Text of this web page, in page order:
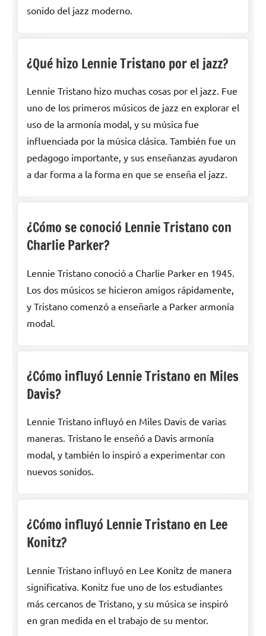
sonido del jazz moderno.
¿Qué hizo Lennie Tristano por el jazz?
Lennie Tristano hizo muchas cosas por el jazz. Fue
uno de los primeros músicos de jazz en explorar el
uso de la armonía modal, y su música fue
influenciada por la música clásica. También fue un
pedagogo importante, y sus enseñanzas ayudaron
a dar forma a la forma en que se enseña el jazz.
¿Cómo se conoció Lennie Tristano con
Charlie Parker?
Lennie Tristano conoció a Charlie Parker en 1945.
Los dos músicos se hicieron amigos rápidamente,
y Tristano comenzó a enseñarle a Parker armonía
modal.
¿Cómo influyó Lennie Tristano en Miles
Davis?
Lennie Tristano influyó en Miles Davis de varias
maneras. Tristano le enseñó a Davis armonía
modal, y también lo inspiró a experimentar con
nuevos sonidos.
¿Cómo influyó Lennie Tristano en Lee
Konitz?
Lennie Tristano influyó en Lee Konitz de manera
significativa. Konitz fue uno de los estudiantes
más cercanos de Tristano, y su música se inspiró
en gran medida en el trabajo de su mentor.